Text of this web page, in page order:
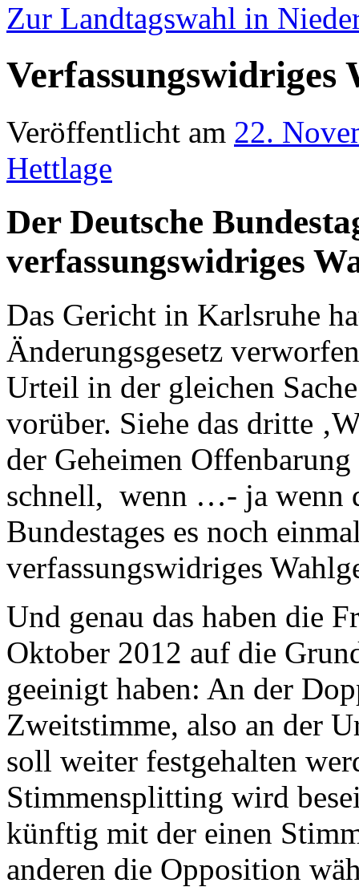
Zur Landtagswahl in
Verfassungswidriges
Veröffentlicht am 22.
Hettlage
Der Deutsche
verfassungswidriges
Das Gericht in Karlsruhe
Änderungsgesetz
Urteil in der gleichen
vorüber. Siehe das dritte
der Geheimen
schnell, wenn …- ja wenn
Bundestages es noch
verfassungswidriges
Und genau das haben die
Oktober 2012 auf die
geeinigt haben: An der
Zweitstimme, also an der
soll weiter festgehalten
Stimmensplitting wird
künftig mit der einen
anderen die Opposition